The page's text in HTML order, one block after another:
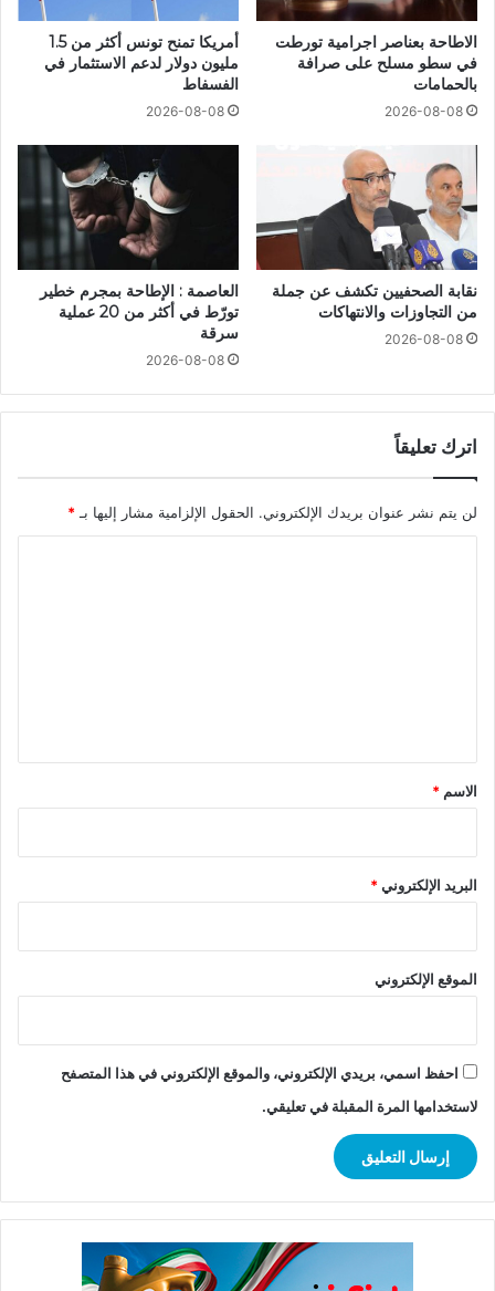
الاطاحة بعناصر اجرامية تورطت
في سطو مسلح على صرافة
بالحمامات
2026-08-08
أمريكا تمنح تونس أكثر من 1.5
مليون دولار لدعم الاستثمار في
الفسفاط
2026-08-08
نقابة الصحفيين تكشف عن جملة
من التجاوزات والانتهاكات
2026-08-08
العاصمة : الإطاحة بمجرم خطير
تورّط في أكثر من 20 عملية
سرقة
2026-08-08
اترك تعليقاً
لن يتم نشر عنوان بريدك الإلكتروني. الحقول الإلزامية مشار إليها بـ*
*
الاسم *
البريد الإلكتروني*
الموقع الإلكتروني
احفظ اسمي، بريدي الإلكتروني، والموقع الإلكتروني في هذا المتصفح
لاستخدامها المرة المقبلة في تعليقي.